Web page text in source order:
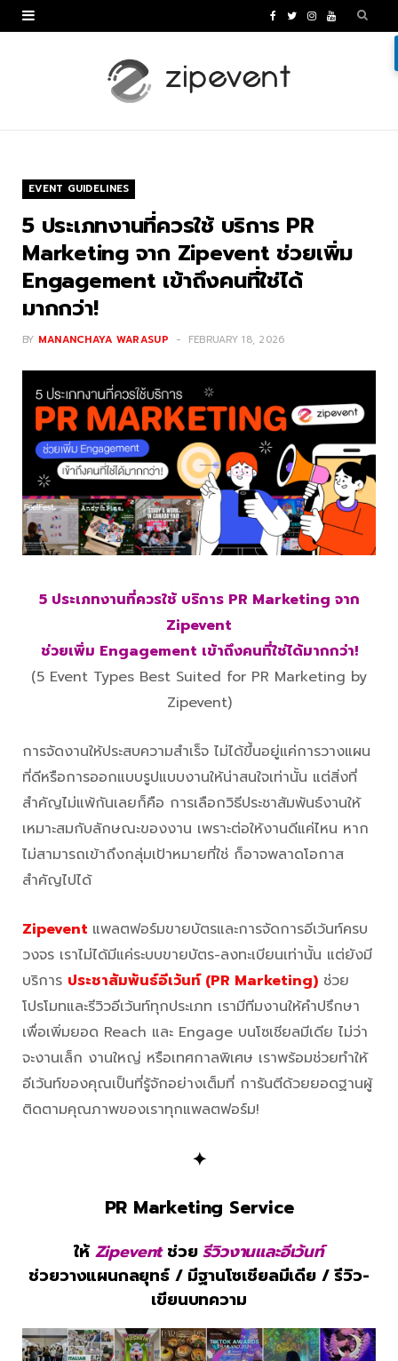
c
T I Y
EVENT GUIDELINES
5 ประเภทงานที่ควรใช้ บริการ PR
Marketing จาก Zipevent ช่วยเพิ่ม
Engagement เข้าถึงคนที่ใช่ได้
มากกว่า!
BY MANANCHAYA WARASUP FEBRUARY 18, 2026
5 ประเภทงานที่ควรใช้ บริการ PR Marketing จาก
Zipevent
ช่วยเพิ่ม Engagement เข้าถึงคนที่ใช่ได้มากกว่า!
(5 Event Types Best Suited for PR Marketing by
Zipevent)
การจัดงานให้ประสบความสำเร็จ ไม่ได้ขึ้นอยู่แค่การวางแผน
ที่ดีหรือการออกแบบรูปแบบงานให้น่าสนใจเท่านั้น แต่สิ่งที่
สำคัญไม่แพ้กันเลยก็คือ การเลือกวิธีประชาสัมพันธ์งานให้
เหมาะสมกับลักษณะของงาน เพราะต่อให้งานดีแค่ไหน หาก
ไม่สามารถเข้าถึงกลุ่มเป้าหมายที่ใช่ ก็อาจพลาดโอกาส
สำคัญไปได้
Zipevent แพลตฟอร์มขายบัตรและการจัดการอีเว้นท์ครบ
วงจร เราไม่ได้มีแค่ระบบขายบัตร-ลงทะเบียนเท่านั้น แต่ยังมี
บริการ ประชาสัมพันธ์อีเว้นท์ (PR Marketing) ช่วย
โปรโมทและรีวิวอีเว้นท์ทุกประเภท เรามีทีมงานให้คำปรึกษา
เพื่อเพิ่มยอด Reach และ Engage บนโซเชียลมีเดีย ไม่ว่า
จะงานเล็ก งานใหญ่ หรือเทศกาลพิเศษ เราพร้อมช่วยทำให้
อีเว้นท์ของคุณเป็นที่รู้จักอย่างเต็มที่ การันตีด้วยยอดฐานผู้
ติดตามคุณภาพของเราทุกแพลตฟอร์ม!
✦
PR Marketing Service
ให้ Zipevent ช่วยรีวิวงานและอีเว้นท์
ช่วยวางแผนกลยุทธ์ / มีฐานโซเชียลมีเดีย / รีวิว-
เขียนบทความ